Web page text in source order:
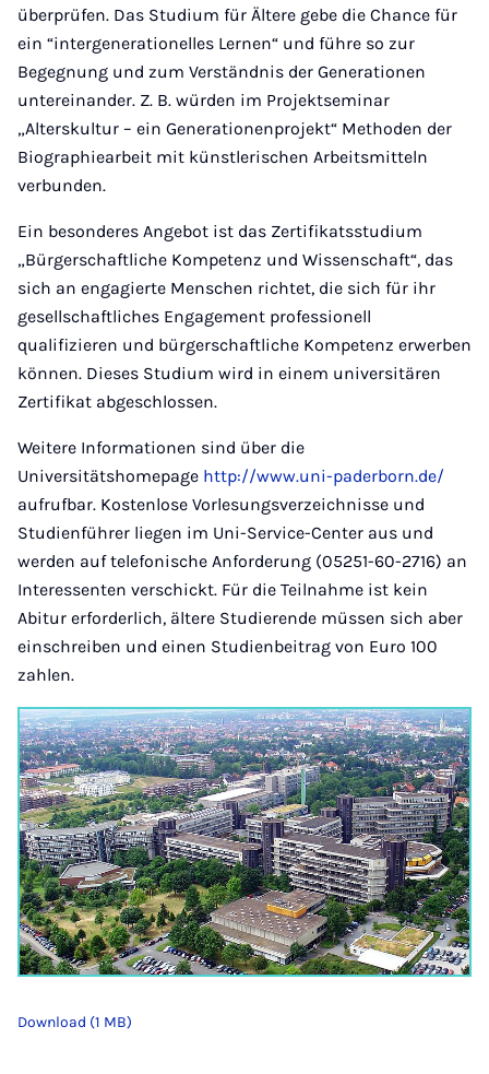
überprüfen. Das Studium für Ältere gebe die Chance für
ein “intergenerationelles Lernen“ und führe so zur
Begegnung und zum Verständnis der Generationen
untereinander. Z. B. würden im Projektseminar
„Alterskultur – ein Generationenprojekt“ Methoden der
Biographiearbeit mit künstlerischen Arbeitsmitteln
verbunden.
Ein besonderes Angebot ist das Zertifikatsstudium
„Bürgerschaftliche Kompetenz und Wissenschaft“, das
sich an engagierte Menschen richtet, die sich für ihr
gesellschaftliches Engagement professionell
qualifizieren und bürgerschaftliche Kompetenz erwerben
können. Dieses Studium wird in einem universitären
Zertifikat abgeschlossen.
Weitere Informationen sind über die
Universitätshomepage http://www.uni-paderborn.de/
aufrufbar. Kostenlose Vorlesungsverzeichnisse und
Studienführer liegen im Uni-Service-Center aus und
werden auf telefonische Anforderung (05251-60-2716) an
Interessenten verschickt. Für die Teilnahme ist kein
Abitur erforderlich, ältere Studierende müssen sich aber
einschreiben und einen Studienbeitrag von Euro 100
zahlen.
Download (1 MB)